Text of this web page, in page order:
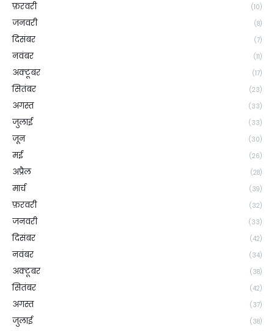
फ़रवरी (10)
जनवरी (8)
दिसंबर (7)
नवंबर (11)
अक्टूबर (17)
सितंबर (23)
अगस्त (33)
जुलाई (33)
जून (30)
मई (26)
अप्रैल (28)
मार्च (39)
फ़रवरी (32)
जनवरी (33)
दिसंबर (42)
नवंबर (34)
अक्टूबर (38)
सितंबर (42)
अगस्त (37)
जुलाई (38)